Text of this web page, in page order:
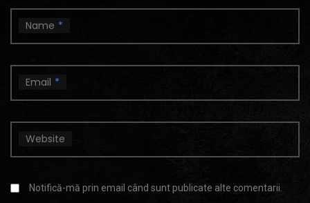
Name *
Email *
Website
Notifică-mă prin email când sunt publicate alte comentarii.